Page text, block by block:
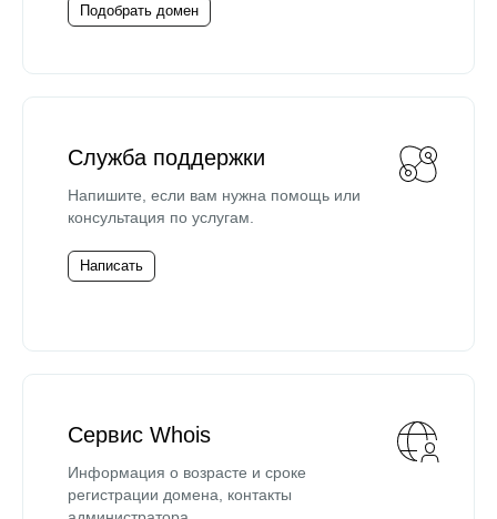
Подобрать домен
Служба поддержки
Напишите, если вам нужна помощь или
консультация по услугам.
Написать
Сервис Whois
Информация о возрасте и сроке
регистрации домена, контакты